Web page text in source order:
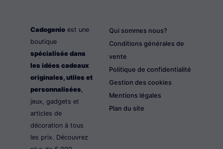
Cadogenio est une
boutique
spécialisée dans
les idées cadeaux
originales, utiles et
personnalisées,
jeux, gadgets et
articles de
décoration à tous
les prix. Découvrez
Qui sommes nous?
Conditions générales de
vente
Politique de confidentialité
Gestion des cookies
Mentions légales
Plan du site